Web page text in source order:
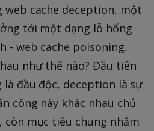
web cache deception, một
tới một dạng lỗ hổng
- web cache poisoning.
như thế nào? Đầu tiên
đầu độc, deception là sự
công này khác nhau chủ
còn mục tiêu chung nhắm